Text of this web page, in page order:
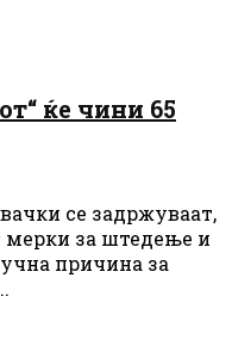
ќе чини 65
се задржуваат,
мерки за штедење и
причина за